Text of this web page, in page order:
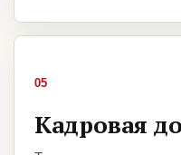
05
Кадровая